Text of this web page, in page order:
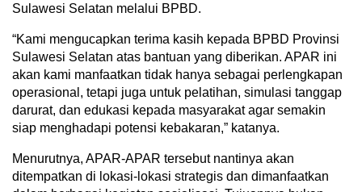
Sulawesi Selatan melalui BPBD.
“Kami mengucapkan terima kasih kepada BPBD Provinsi
Sulawesi Selatan atas bantuan yang diberikan. APAR ini
akan kami manfaatkan tidak hanya sebagai perlengkapan
operasional, tetapi juga untuk pelatihan, simulasi tanggap
darurat, dan edukasi kepada masyarakat agar semakin
siap menghadapi potensi kebakaran,” katanya.
Menurutnya, APAR-APAR tersebut nantinya akan
ditempatkan di lokasi-lokasi strategis dan dimanfaatkan